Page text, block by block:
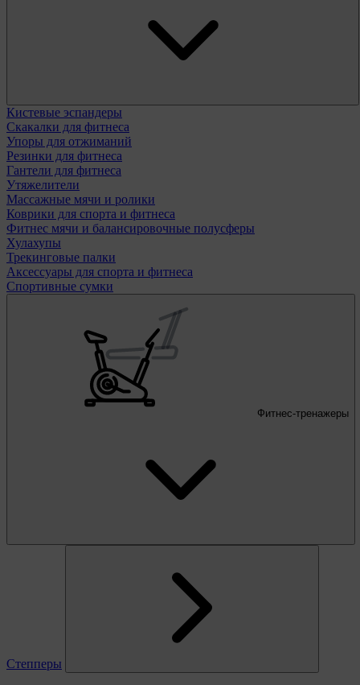
Кистевые эспандеры
Скакалки для фитнеса
Упоры для отжиманий
Резинки для фитнеса
Гантели для фитнеса
Утяжелители
Массажные мячи и ролики
Коврики для спорта и фитнеса
Фитнес мячи и балансировочные полусферы
Хулахупы
Трекинговые палки
Аксессуары для спорта и фитнеса
Спортивные сумки
Фитнес-тренажеры
Степперы